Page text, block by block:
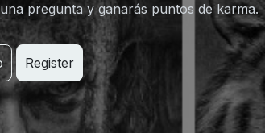
pregunta y ganarás puntos de karma.
Register